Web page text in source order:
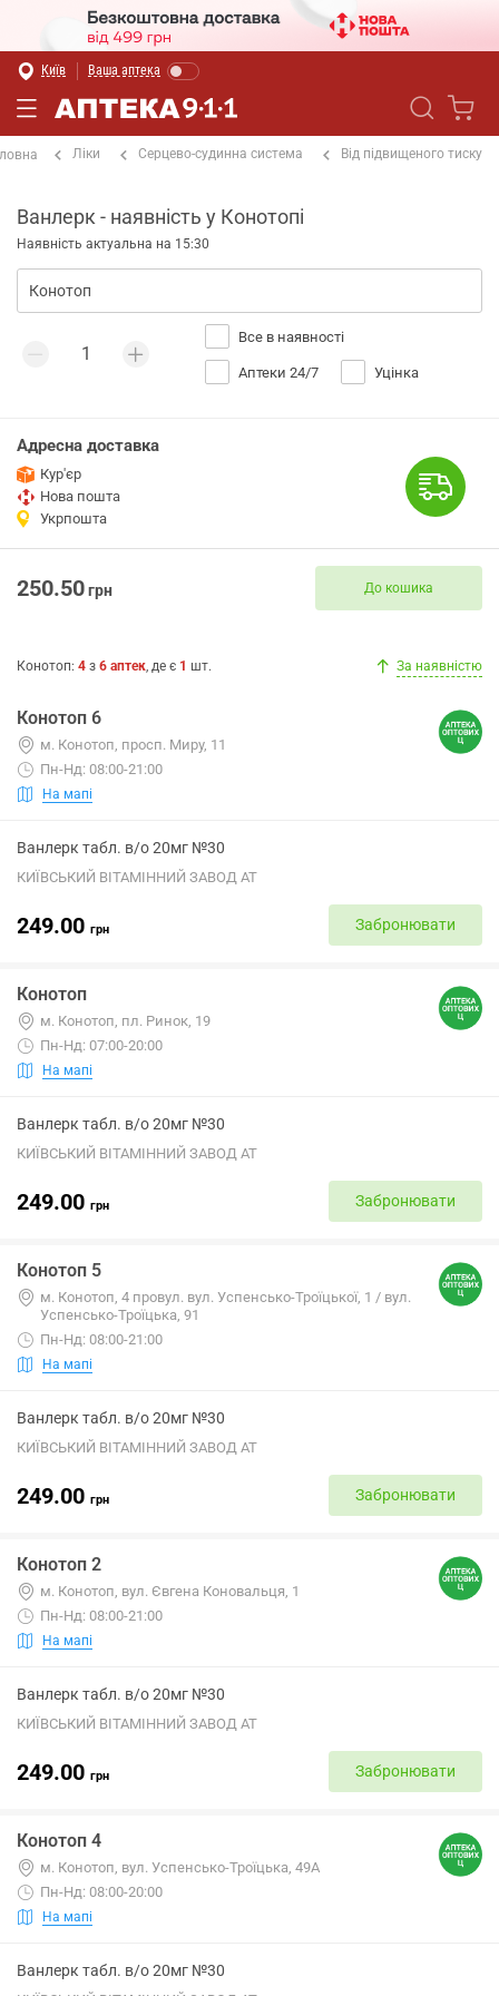
Київ Ваша аптека
Ліки Серцево-судинна система Від підвищеного тиску
Ванлерк - наявність у Конотопі
Наявність актуальна на 15:30
Все в наявності
Аптеки 24/7 Уцінка
Адресна доставка
Кур'єр
Нова пошта
Укрпошта
250.50грн До кошика
Конотоп: 4 з 6 аптек, де є 1 шт. За наявністю
Конотоп 6
м. Конотоп, просп. Миру, 11
Пн-Нд: 08:00-21:00
На мапі
Ванлерк табл. в/о 20мг №30
КИЇВСЬКИЙ ВІТАМІННИЙ ЗАВОД АТ
249.00 грн Забронювати
Конотоп
м. Конотоп, пл. Ринок, 19
Пн-Нд: 07:00-20:00
На мапі
Ванлерк табл. в/о 20мг №30
КИЇВСЬКИЙ ВІТАМІННИЙ ЗАВОД АТ
249.00 грн Забронювати
Конотоп 5
м. Конотоп, 4 провул. вул. Успенсько-Троїцької, 1 / вул.
Успенсько-Троїцька, 91
Пн-Нд: 08:00-21:00
На мапі
Ванлерк табл. в/о 20мг №30
КИЇВСЬКИЙ ВІТАМІННИЙ ЗАВОД АТ
249.00 грн Забронювати
Конотоп 2
м. Конотоп, вул. Євгена Коновальця, 1
Пн-Нд: 08:00-21:00
На мапі
Ванлерк табл. в/о 20мг №30
КИЇВСЬКИЙ ВІТАМІННИЙ ЗАВОД АТ
249.00 грн Забронювати
Конотоп 4
м. Конотоп, вул. Успенсько-Троїцька, 49А
Пн-Нд: 08:00-20:00
На мапі
Ванлерк табл. в/о 20мг №30